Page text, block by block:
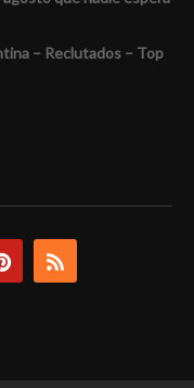
– Reclutados – Top